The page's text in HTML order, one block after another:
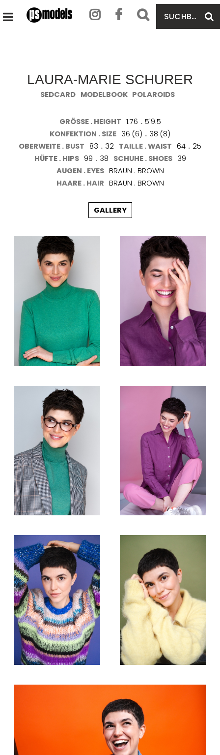
SUCHBEGRIFF
EINGEBEN
HAUPTMENÜ
LAURA-MARIE SCHURER
SEDCARD MODELBOOK POLAROIDS
GRÖSSE . HEIGHT 1.76 . 5'9.5
KONFEKTION . SIZE 36 (6) . 38 (8)
OBERWEITE . BUST 83 . 32 TAILLE . WAIST 64 . 25
HÜFTE . HIPS 99 . 38 SCHUHE . SHOES 39
AUGEN . EYES BRAUN . BROWN
HAARE . HAIR BRAUN . BROWN
GALLERY